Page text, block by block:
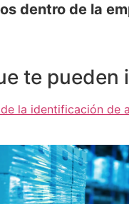
dentro de la
te pueden
la identificación de